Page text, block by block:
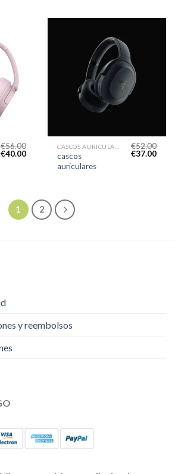
€56.00
€40.00
cascos
auriculares
€52.00
€37.00
1 2
y reembolsos